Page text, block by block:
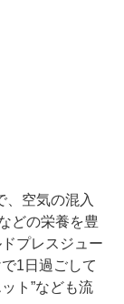
空気の混入
どの栄養を豊
プレスジュー
1日過ごして
ト”なども流